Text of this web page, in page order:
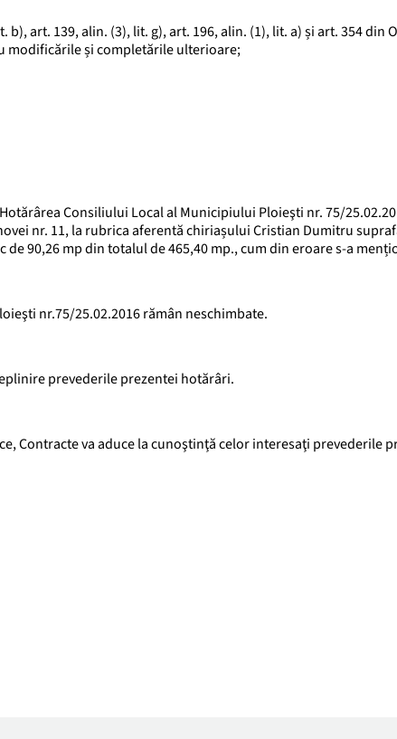
art. 139, alin. (3), lit. g), art. 196, alin. (1), lit. a) și art. 354 din
modificările și completările ulterioare;
Consiliului Local al Municipiului Ploieşti nr. 75/
nr. 11, la rubrica aferentă chiriașului Cristian Dumitru
90,26 mp din totalul de 465,40 mp., cum din eroare s-a
nr.75/25.02.2016 rămân neschimbate.
prevederile prezentei hotărâri.
Contracte va aduce la cunoştinţă celor interesaţi prevederile